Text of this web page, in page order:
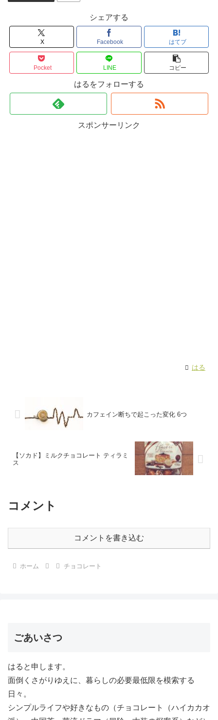
シェアする
X Facebook はてブ
Pocket LINE コピー
はるをフォローする
スポンサーリンク
はる
カフェイン断ちで起こった変化 6つ
【ソカド】ミルクチョコレート ティラミ
ス
コメント
コメントを書き込む
ホーム チョコレート
ごあいさつ
はると申します。
面倒くさがりゆえに、暮らしの必要最低限を模索する
日々。
シンプルライフや好きなもの（チョコレート（ハイカカオ